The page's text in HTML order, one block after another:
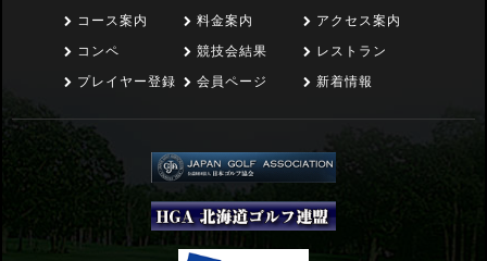
コース案内
コンペ
プレイヤー登録
料金案内
競技会結果
会員ページ
アクセス案内
レストラン
新着情報